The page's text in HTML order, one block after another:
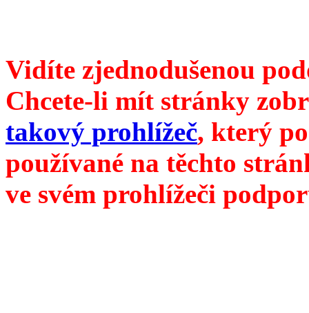
Vidíte zjednodušenou
Chcete-li mít stránky
takový prohlížeč, který
používané na těchto
ve svém prohlížeči